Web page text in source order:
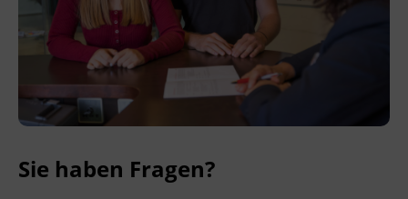
folgende Voraussetzungen erfüllt wurden:
Mindestens 90% Anwesenheit in allen
Kursbereichen (Kompensationen sind in
Ausnahmefällen und nach Absprache mit
dem BFI Tirol möglich)
Positive Abschlussprüfung (mündlich und
Sie haben Fragen?